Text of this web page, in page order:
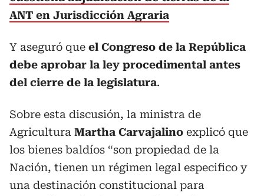
ANT en Jurisdicción Agraria
Y aseguró que el Congreso de la República
debe aprobar la ley procedimental antes
del cierre de la legislatura.
Sobre esta discusión, la ministra de
Agricultura Martha Carvajalino explicó que
los bienes baldíos “son propiedad de la
Nación, tienen un régimen legal especifico y
una destinación constitucional para